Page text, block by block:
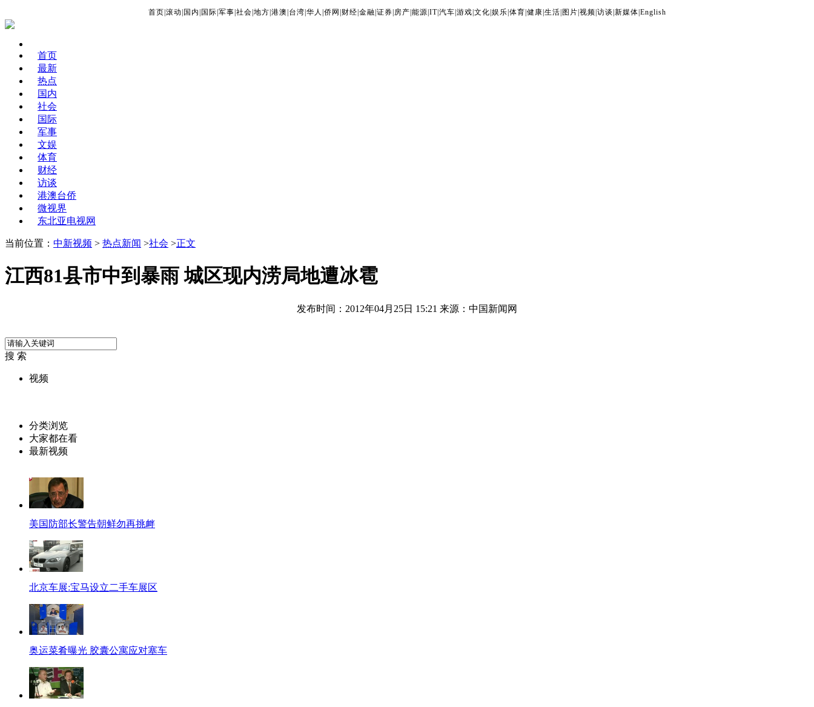
首页 滚动 国内 国际 军事 社会 地方 港澳 台湾 华人 侨网 财经 金融 证券 房产 能源 IT| 汽车 游戏 文化 娱乐 体育 健康 生活 图片 视频 访谈 新媒体 English
首页
最新
热点
国内
社会
国际
军事
文娱
体育
财经
访谈
港澳台侨
微视界
东北亚电视网
当前位置： 中新视频 > 热点新闻 >社会 >正文
江西81县市中到暴雨 城区现内涝局地遭冰雹
发布时间：2012年04月25日 15:21 来源：中国新闻网
搜 索
视频
分类浏览
大家都在看
最新视频
美国防部长警告朝鲜勿再挑衅
北京车展:宝马设立二手车展区
奥运菜肴曝光 胶囊公寓应对塞车